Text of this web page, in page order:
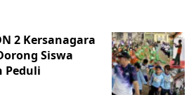
2 Kersanagara
Siswa
Peduli